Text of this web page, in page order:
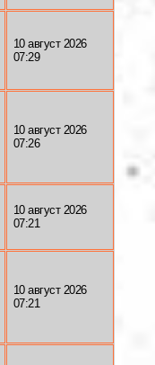
10 август 2026
07:29
10 август 2026
07:26
10 август 2026
07:21
10 август 2026
07:21